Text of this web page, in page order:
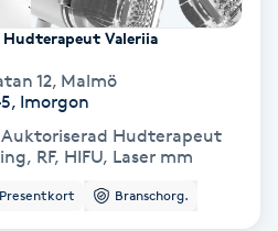
Valeriia
12, Malmö
Imorgon
Hudterapeut
RF, HIFU, Laser mm
Presentkort Branschorg.